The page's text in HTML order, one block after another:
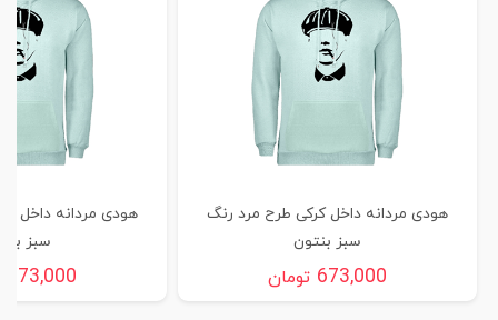
هودی مردانه داخل کرکی طرح مرد رنگ
سبز بنتون
673,000 تومان
هودی مردانه داخل
سبز
673,000